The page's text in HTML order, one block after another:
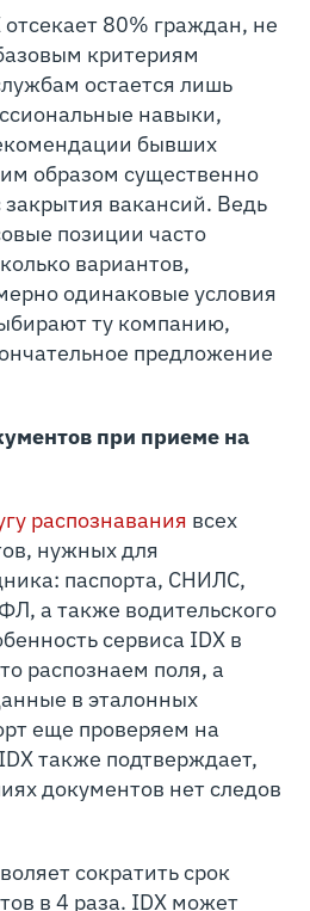
80% граждан, не
критериям
остается лишь
навыки,
бывших
образом существенно
закрытия вакансий. Ведь
позиции часто
вариантов,
одинаковые условия
ту компанию,
предложение
при приеме на
распознавания всех
нужных для
паспорта, СНИЛС,
а также водительского
сервиса IDX в
распознаем поля, а
в эталонных
еще проверяем на
также подтверждает,
документов нет следов
сократить срок
в 4 раза. IDX может